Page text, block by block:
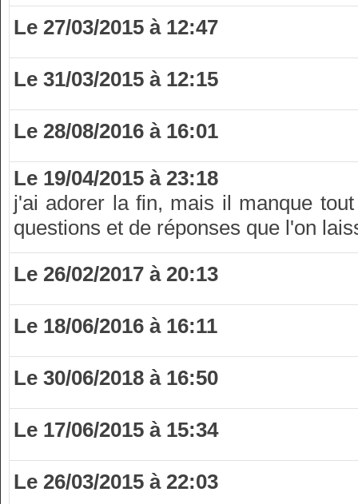
Le 27/03/2015 à 12:47
Le 31/03/2015 à 12:15
Le 28/08/2016 à 16:01
Le 19/04/2015 à 23:18
j'ai adorer la fin, mais il manque
questions et de réponses que l'on
Le 26/02/2017 à 20:13
Le 18/06/2016 à 16:11
Le 30/06/2018 à 16:50
Le 17/06/2015 à 15:34
Le 26/03/2015 à 22:03